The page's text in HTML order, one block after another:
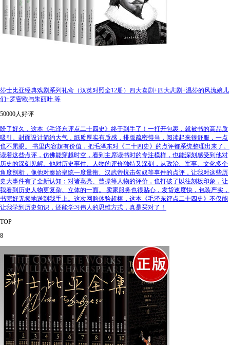
莎士比亚经典戏剧系列礼盒（汉英对照全12册）四大喜剧+四大悲剧+温莎的风流娘儿
们+罗密欧与朱丽叶 等
50000人好评
盼了好久，这本《毛泽东评点二十四史》终于到手了！一打开包裹，就被书的高品质
吸引。封面设计简约大气，纸质厚实有质感，排版疏密得当，阅读起来很舒服，一点
也不累眼。 书里内容超有价值，把毛泽东对《二十四史》的点评都系统整理出来了。
读着这些点评，仿佛能穿越时空，看到主席读书时的专注模样，也能深刻感受到他对
历史的深刻见解。他对历史事件、人物的评价独特又深刻，从政治、军事、文化多个
角度剖析，像他对秦始皇统一度量衡、汉武帝抗击匈奴等事件的点评，让我对这些历
史大事件有了全新认知；对诸葛亮、曹操等人物的评价，也打破了以往刻板印象，让
我看到历史人物更复杂、立体的一面。 卖家服务也很贴心，发货速度快，包装严实，
书完好无损地送到我手上。这次网购体验超棒，这本《毛泽东评点二十四史》不仅能
让我学到历史知识，还能学习伟人的思维方式，真是买对了！
TOP
8